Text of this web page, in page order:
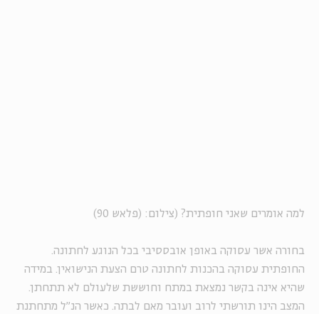
למה אומרים שאני חופתית? (צילום: (פלאש 90)
בחורה אשר עסוקה באופן אובססיבי בכל הנוגע לחתונה.
החופתית עסוקה בהכנות לחתונה טרם הצעת הנישואין. במידה
שהיא אינה בקשר נמצאת במתח וחוששת שלעולם לא תתחתן.
המצב הינו תורשתי לרוב ועובר מאם לבתה. כאשר הנ"ל מתחתנת